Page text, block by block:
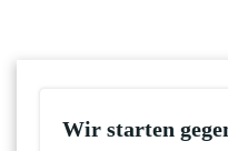
Wir starten